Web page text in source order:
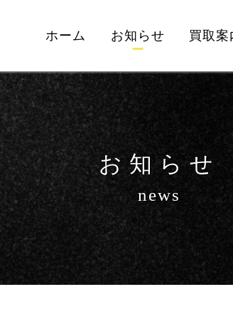
ホーム お知らせ 買取案
お知らせ
news